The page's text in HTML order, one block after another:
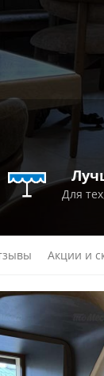
Для
Акции и